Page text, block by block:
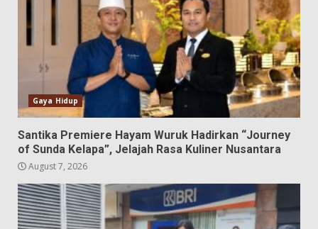
Gaya Hidup
Santika Premiere Hayam Wuruk Hadirkan “Journey
of Sunda Kelapa”, Jelajah Rasa Kuliner Nusantara
August 7, 2026